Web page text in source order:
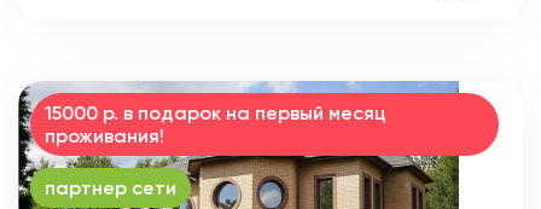
15000 р. в подарок на первый месяц
проживания!
партнер сети